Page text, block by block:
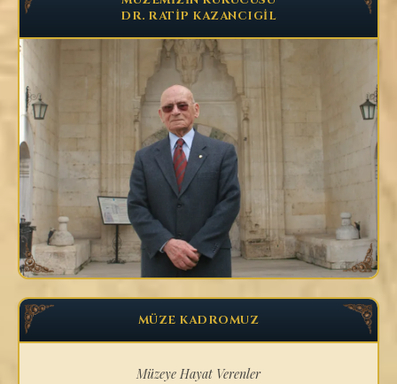
DR. RATİP KAZANCIGİL
MÜZE KADROMUZ
Müzeye Hayat Verenler